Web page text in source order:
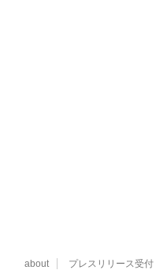
about プレスリリース受付